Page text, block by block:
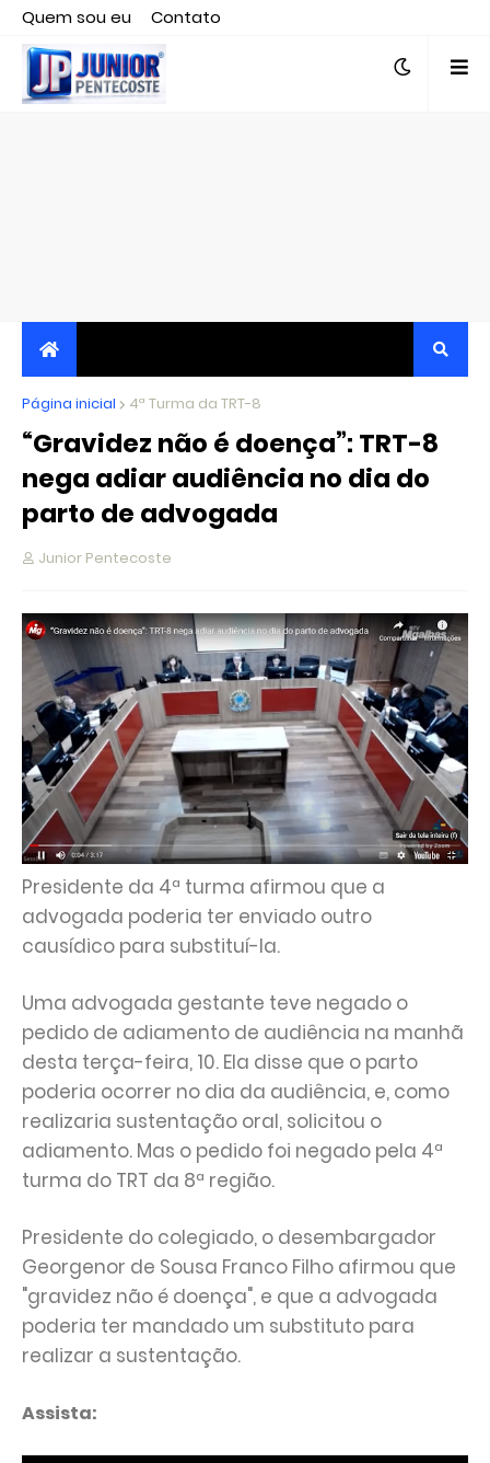
Quem sou eu
Contato
Editor responsável, jornalista Clovis Almeida.
JORNALISMO INDEPENDENTE, TRANSPARENTE E
CRÍTICO
Página inicial 4ª Turma da TRT-8
“Gravidez não é doença”: TRT-8
nega adiar audiência no dia do
parto de advogada
Junior Pentecoste
Presidente da 4ª turma afirmou que a
advogada poderia ter enviado outro
causídico para substituí-la.
Uma advogada gestante teve negado o
pedido de adiamento de audiência na manhã
desta terça-feira, 10. Ela disse que o parto
poderia ocorrer no dia da audiência, e, como
realizaria sustentação oral, solicitou o
adiamento. Mas o pedido foi negado pela 4ª
turma do TRT da 8ª região.
Presidente do colegiado, o desembargador
Georgenor de Sousa Franco Filho afirmou que
"gravidez não é doença", e que a advogada
poderia ter mandado um substituto para
realizar a sustentação.
Assista: